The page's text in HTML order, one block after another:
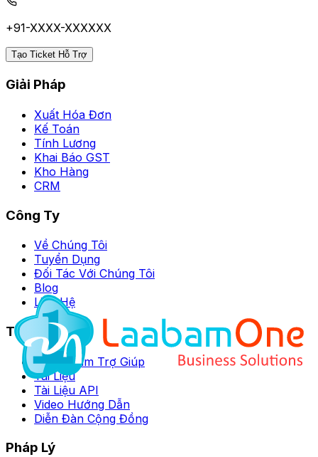
+91-XXXX-XXXXXX
Tạo Ticket Hỗ Trợ
Giải Pháp
Xuất Hóa Đơn
Kế Toán
Tính Lương
Khai Báo GST
Kho Hàng
CRM
Công Ty
Về Chúng Tôi
Tuyển Dụng
Đối Tác Với Chúng Tôi
Blog
Liên Hệ
Tài Nguyên
Trung Tâm Trợ Giúp
Tài Liệu
Tài Liệu API
Video Hướng Dẫn
Diễn Đàn Cộng Đồng
Pháp Lý